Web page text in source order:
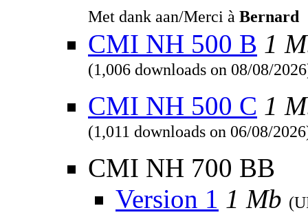
Met dank aan/Merci à Bernard
CMI NH 500 B 1
(1,006 downloads on 08/08/
CMI NH 500 C 1
(1,011 downloads on 06/08/
CMI NH 700 BB
Version 1 1 Mb